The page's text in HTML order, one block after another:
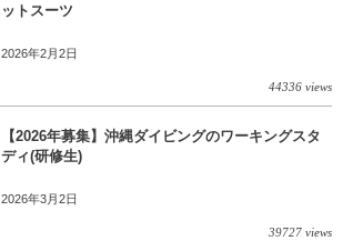
ットスーツ
2026年2月2日
44336 views
【2026年募集】沖縄ダイビングのワーキングスタ
ディ(研修生)
2026年3月2日
39727 views